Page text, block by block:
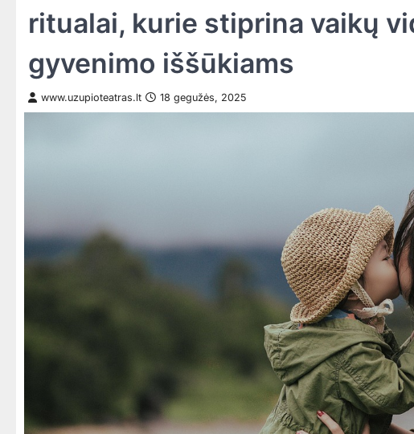
ritualai, kurie stiprina vaikų
gyvenimo iššūkiams
www.uzupioteatras.lt 18 gegužės, 2025